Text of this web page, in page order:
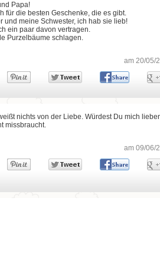
Papa!
für die besten Geschenke, die es gibt.
und meine Schwester, ich hab sie lieb!
ein paar davon vertragen.
Purzelbäume schlagen.
am 20/05/
nichts von der Liebe. Würdest Du mich
missbraucht.
am 09/06/